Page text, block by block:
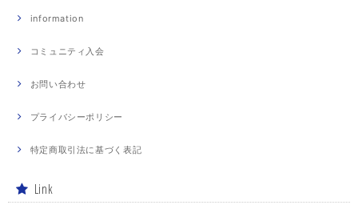
information
コミュニティ入会
お問い合わせ
プライバシーポリシー
特定商取引法に基づく表記
Link